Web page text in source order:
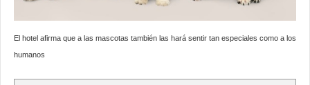
El hotel afirma que a las mascotas también las hará sentir tan especiales como a los
humanos